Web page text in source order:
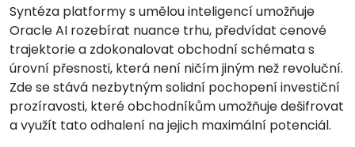
Syntéza platformy s umělou inteligencí umožňuje
Oracle AI rozebírat nuance trhu, předvídat cenové
trajektorie a zdokonalovat obchodní schémata s
úrovní přesnosti, která není ničím jiným než revoluční.
Zde se stává nezbytným solidní pochopení investiční
prozíravosti, které obchodníkům umožňuje dešifrovat
a využít tato odhalení na jejich maximální potenciál.